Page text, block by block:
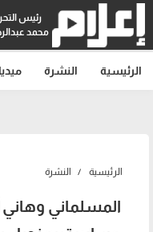
رئيس
محمد
الرئيسية النشرة ميديا
الرئيسية النشرة
المسلماني وهاني